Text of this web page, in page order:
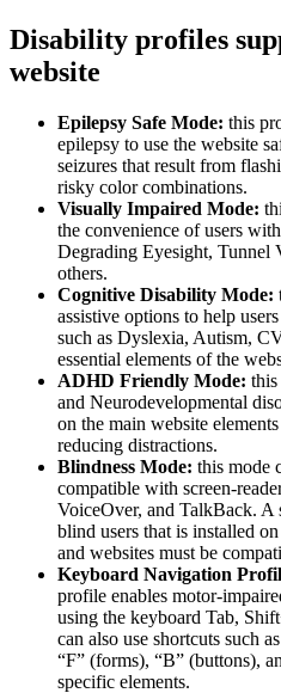
Disability profiles
website
Epilepsy Safe Mode: this
epilepsy to use the website
seizures that result from
risky color combinations.
Visually Impaired Mode:
the convenience of users
Degrading Eyesight, Tunnel
others.
Cognitive Disability Mode:
assistive options to help
such as Dyslexia, Autism,
essential elements of the
ADHD Friendly Mode:
and Neurodevelopmental
on the main website
reducing distractions.
Blindness Mode: this mode
compatible with screen-
VoiceOver, and TalkBack. A
blind users that is installed
and websites must be
Keyboard Navigation
profile enables motor-
using the keyboard Tab,
can also use shortcuts such
“F” (forms), “B” (buttons),
specific elements.